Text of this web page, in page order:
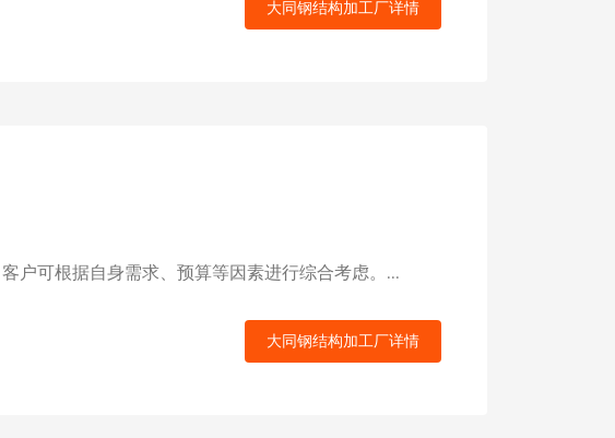
大同钢结构加工厂详情
户可根据自身需求、预算等因素进行综合考虑。...
大同钢结构加工厂详情